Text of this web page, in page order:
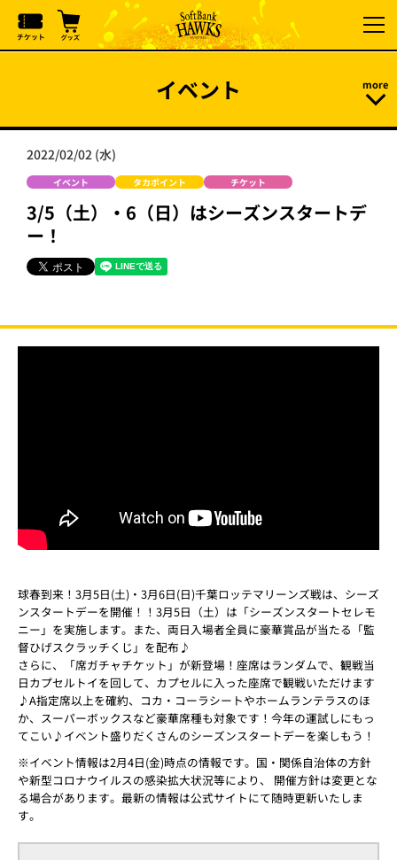
イベント
2022/02/02 (水)
イベント タカポイント チケット
3/5（土）・6（日）はシーズンスタートデ
ー！
球春到来！3月5日(土)・3月6日(日)千葉ロッテマリーンズ戦は、シーズ
ンスタートデーを開催！！3月5日（土）は「シーズンスタートセレモ
ニー」を実施します。また、両日入場者全員に豪華賞品が当たる「監
督ひげスクラッチくじ」を配布♪
さらに、「席ガチャチケット」が新登場！座席はランダムで、観戦当
日カプセルトイを回して、カプセルに入った座席で観戦いただけます
♪A指定席以上を確約、コカ・コーラシートやホームランテラスのほ
か、スーパーボックスなど豪華席種も対象です！今年の運試しにもっ
てこい♪イベント盛りだくさんのシーズンスタートデーを楽しもう！
※イベント情報は2月4日(金)時点の情報です。国・関係自治体の方針
や新型コロナウイルスの感染拡大状況等により、 開催方針は変更とな
る場合があります。最新の情報は公式サイトにて随時更新いたしま
す。